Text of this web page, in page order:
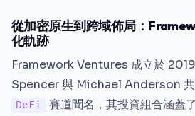
從加密原生到跨域佈局：
化軌跡
Framework Ventures 成立於
Spencer 與 Michael Anderson 共
DeFi 賽道聞名，其投資組合涵蓋了